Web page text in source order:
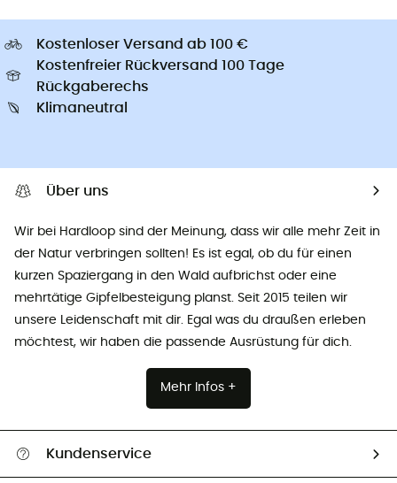
Kostenloser Versand ab 100 €
Kostenfreier Rückversand 100 Tage
Rückgaberechs
Klimaneutral
Über uns
Wir bei Hardloop sind der Meinung, dass wir alle mehr Zeit in
der Natur verbringen sollten! Es ist egal, ob du für einen
kurzen Spaziergang in den Wald aufbrichst oder eine
mehrtätige Gipfelbesteigung planst. Seit 2015 teilen wir
unsere Leidenschaft mit dir. Egal was du draußen erleben
möchtest, wir haben die passende Ausrüstung für dich.
Mehr Infos +
Kundenservice